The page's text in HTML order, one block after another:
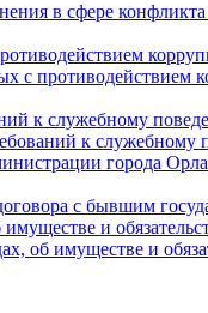
в сфере конфликта
с противодействием
к служебному
к
города
с бывшим
и
об имуществе и